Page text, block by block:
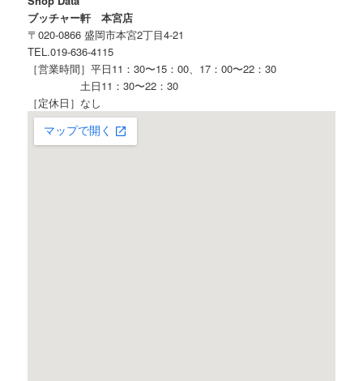
ブッチャー軒 本宮店
〒020-0866 盛岡市本宮2丁目4-21
TEL.019-636-4115
［営業時間］平日11：30〜15：00、17：00〜22：30
土日11：30〜22：30
［定休日］なし